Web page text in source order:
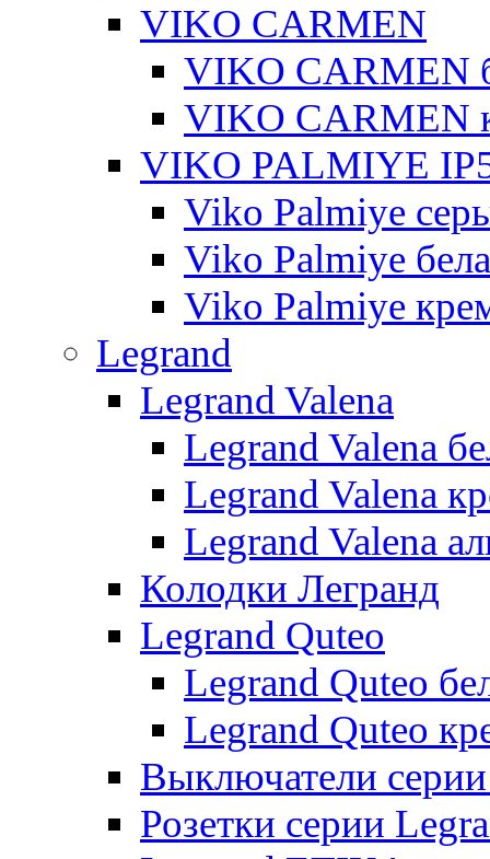
VIKO CARMEN
VIKO CARMEN
VIKO CARMEN
VIKO PALMIYE
Viko Palmiye
Viko Palmiye
Viko Palmiye
Legrand
Legrand Valena
Legrand Valena
Legrand Valena
Legrand Valena
Колодки Легранд
Legrand Quteo
Legrand Quteo
Legrand Quteo
Выключатели
Розетки серии